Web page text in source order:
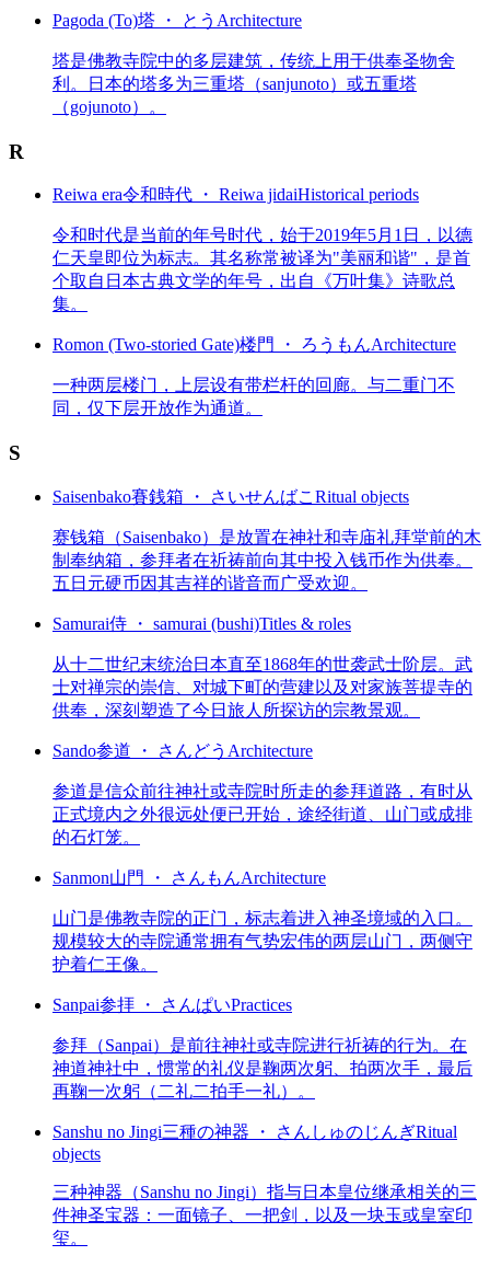
Pagoda (To)塔 ・ とう Architecture
塔是佛教寺院中的多层建筑，传统上用于供奉圣物舍
利。日本的塔多为三重塔（sanjunoto）或五重塔
（gojunoto）。
R
Reiwa era令和時代 ・ Reiwa jidaiHistorical periods
令和时代是当前的年号时代，始于2019年5月1日，以德
仁天皇即位为标志。其名称常被译为"美丽和谐"，是首
个取自日本古典文学的年号，出自《万叶集》诗歌总
集。
Romon (Two-storied Gate)楼門 ・ ろうもんArchitecture
一种两层楼门，上层设有带栏杆的回廊。与二重门不
同，仅下层开放作为通道。
S
Saisenbako賽銭箱 ・ さいせんばこ Ritual objects
赛钱箱（Saisenbako）是放置在神社和寺庙礼拜堂前的木
制奉纳箱，参拜者在祈祷前向其中投入钱币作为供奉。
五日元硬币因其吉祥的谐音而广受欢迎。
Samurai侍 ・ samurai (bushi)Titles & roles
从十二世纪末统治日本直至1868年的世袭武士阶层。武
士对禅宗的崇信、对城下町的营建以及对家族菩提寺的
供奉，深刻塑造了今日旅人所探访的宗教景观。
Sando参道 ・ さんどう Architecture
参道是信众前往神社或寺院时所走的参拜道路，有时从
正式境内之外很远处便已开始，途经街道、山门或成排
的石灯笼。
Sanmon山門 ・ さんもんArchitecture
山门是佛教寺院的正门，标志着进入神圣境域的入口。
规模较大的寺院通常拥有气势宏伟的两层山门，两侧守
护着仁王像。
Sanpai参拝 ・ さんぱいPractices
参拜（Sanpai）是前往神社或寺院进行祈祷的行为。在
神道神社中，惯常的礼仪是鞠两次躬、拍两次手，最后
再鞠一次躬（二礼二拍手一礼）。
Sanshu no Jingi三種の神器 ・ さんしゅのじんぎRitual
objects
三种神器（Sanshu no Jingi）指与日本皇位继承相关的三
件神圣宝器：一面镜子、一把剑，以及一块玉或皇室印
玺。